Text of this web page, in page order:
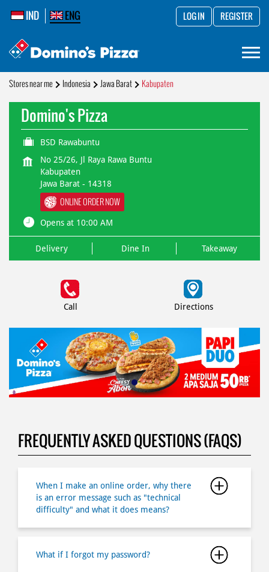
IND ENG LOG IN REGISTER
Stores near me Indonesia Jawa Barat Kabupaten
Domino's Pizza
BSD Rawabuntu
No 25/26, Jl Raya Rawa Buntu
Kabupaten
Jawa Barat - 14318
ONLINE ORDER NOW
Opens at 10:00 AM
Delivery Dine In Takeaway
Call Directions
FREQUENTLY ASKED QUESTIONS (FAQS)
difficulty" and what it does means?
What if I forgot my password?
Why I canâ€™t login to my member